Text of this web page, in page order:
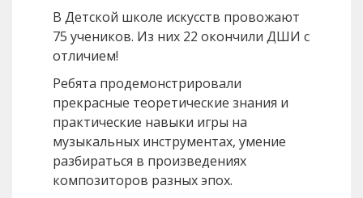
В Детской школе искусств провожают
75 учеников. Из них 22 окончили ДШИ с
отличием!
Ребята продемонстрировали
прекрасные теоретические знания и
практические навыки игры на
музыкальных инструментах, умение
разбираться в произведениях
композиторов разных эпох.